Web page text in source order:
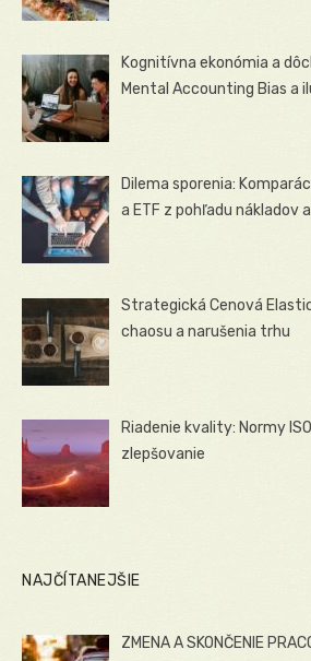
Kognitívna ekonómia a
Mental Accounting Bias a
Dilema sporenia:
a ETF z pohľadu nákladov
Strategická Cenová
chaosu a narušenia trhu
Riadenie kvality: Normy
zlepšovanie
NAJČÍTANEJŠIE
ZMENA A SKONČENIE